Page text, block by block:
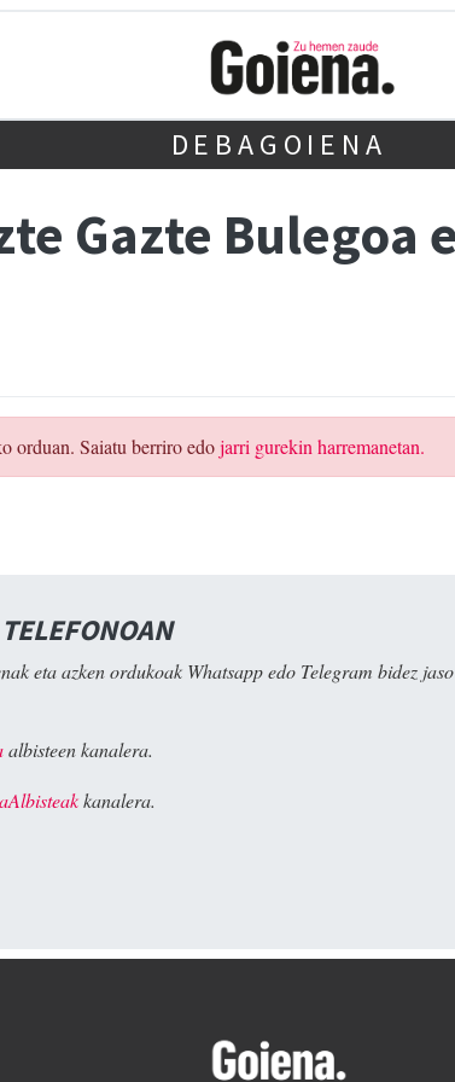
DEBAGOIENA
Gazte Bulegoa
orduan. Saiatu berriro edojarri gurekin harremanetan.
eta azken ordukoak Whatsapp edo Telegram bidez
albisteen kanalera.
kanalera.